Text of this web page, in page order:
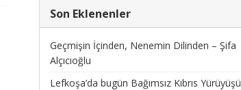
Son Eklenenler
Geçmişin İçinden, Nenemin Dilinden – Şifa
Alçıcıoğlu
Lefkoşa’da bugün Bağımsız Kıbrıs Yürüyüşü